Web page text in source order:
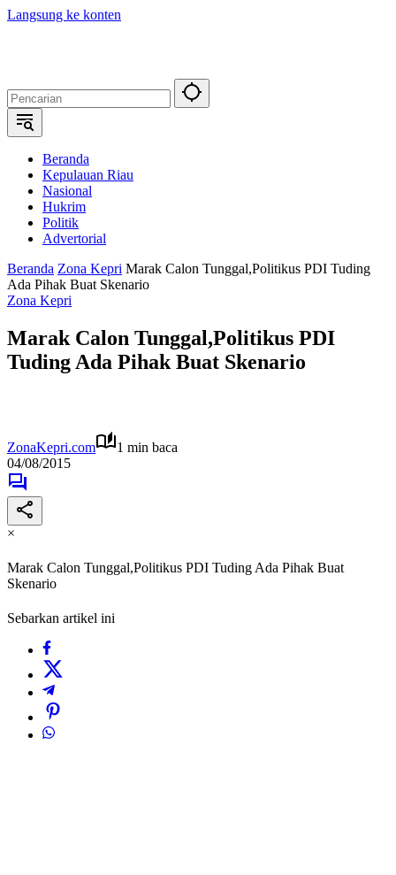
Langsung ke konten
Beranda
Kepulauan Riau
Nasional
Hukrim
Politik
Advertorial
Beranda Zona Kepri Marak Calon Tunggal,Politikus PDI Tuding
Ada Pihak Buat Skenario
Zona Kepri
Marak Calon Tunggal,Politikus PDI
Tuding Ada Pihak Buat Skenario
ZonaKepri.com
1 min baca
04/08/2015
×
Marak Calon Tunggal,Politikus PDI Tuding Ada Pihak Buat
Skenario
Sebarkan artikel ini